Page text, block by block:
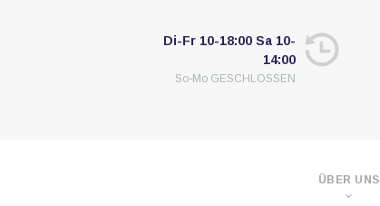
Di-Fr 10-18:00 Sa 10-
14:00
So-Mo GESCHLOSSEN
ÜBER UNS